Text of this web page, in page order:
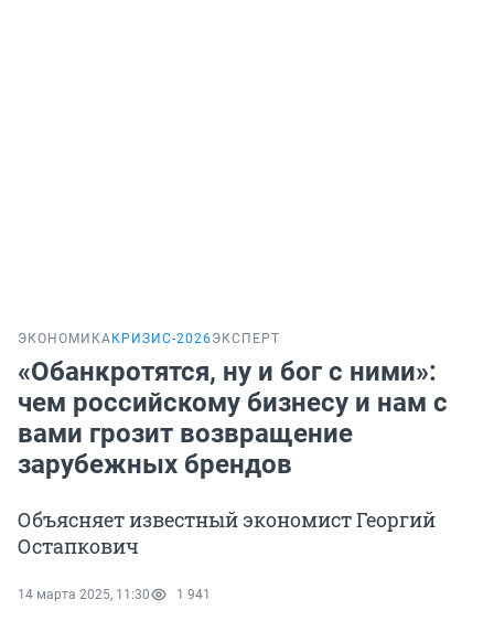
ЭКОНОМИКА КРИЗИС-2026ЭКСПЕРТ
«Обанкротятся, ну и бог с ними»:
чем российскому бизнесу и нам с
вами грозит возвращение
зарубежных брендов
Объясняет известный экономист Георгий
Остапкович
14 марта 2025, 11:30 1 941